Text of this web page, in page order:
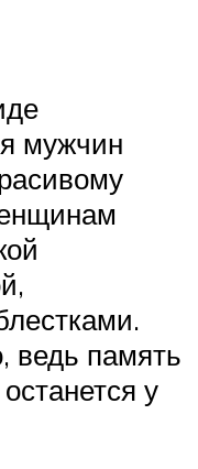
мужчин
ведь память
у